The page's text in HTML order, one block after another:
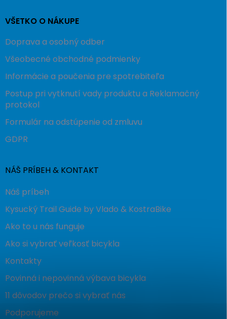
VŠETKO O NÁKUPE
Doprava a osobný odber
Všeobecné obchodné podmienky
Informácie a poučenia pre spotrebiteľa
Postup pri vytknutí vady produktu a Reklamačný
protokol
Formulár na odstúpenie od zmluvu
GDPR
NÁŠ PRÍBEH & KONTAKT
Náš príbeh
Kysucký Trail Guide by Vlado & KostraBike
Ako to u nás funguje
Ako si vybrať veľkosť bicykla
Kontakty
Povinná i nepovinná výbava bicykla
11 dôvodov prečo si vybrať nás
Podporujeme